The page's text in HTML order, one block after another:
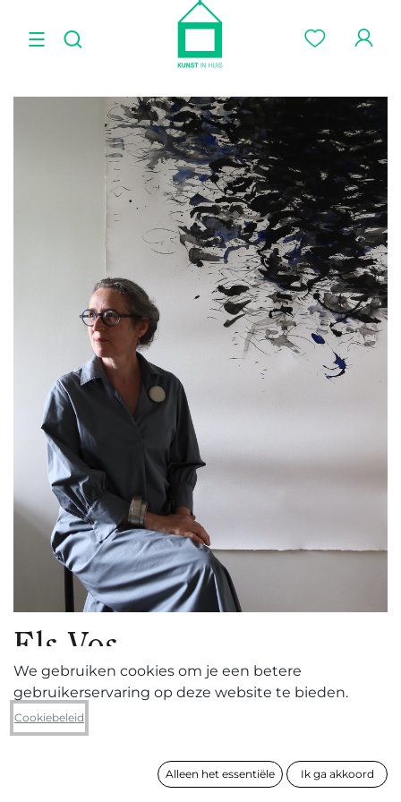
Els Vos
1963 ° - Winksele-Herent
We gebruiken cookies om je een betere
gebruikerservaring op deze website te bieden.
Cookiebeleid
Alleen het essentiële Ik ga akkoord